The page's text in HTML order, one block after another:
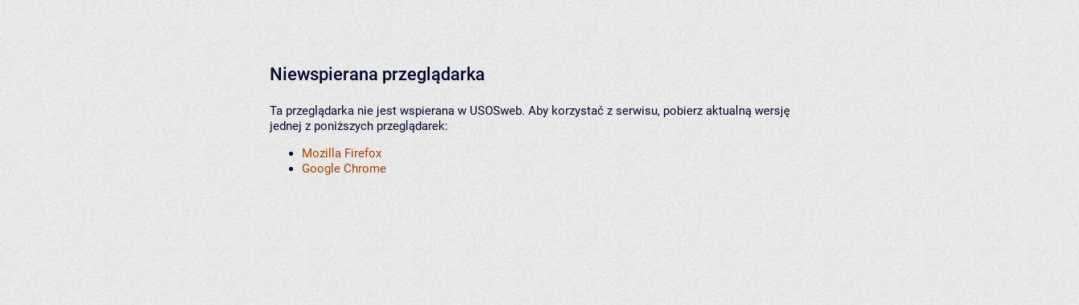
Niewspierana przeglądarka
Ta przeglądarka nie jest wspierana w USOSweb. Aby korzystać z serwisu, pobierz aktualną wersję
jednej z poniższych przeglądarek:
Mozilla Firefox
Google Chrome